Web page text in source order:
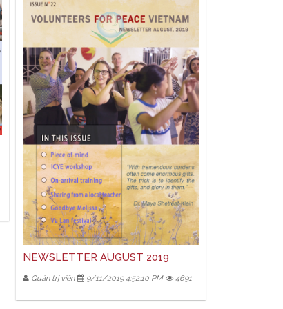
NEWSLETTER AUGUST 2019
Quản trị viên 9/11/2019 4:52:10 PM 4691